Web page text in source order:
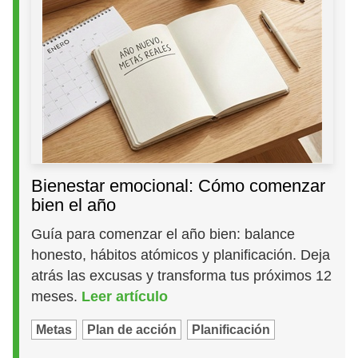
Bienestar emocional: Cómo comenzar
bien el año
Guía para comenzar el año bien: balance
honesto, hábitos atómicos y planificación. Deja
atrás las excusas y transforma tus próximos 12
meses. Leer artículo
Metas Plan de acción Planificación